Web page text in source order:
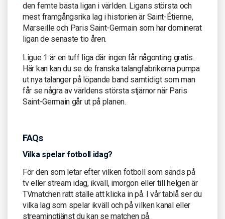
den femte bästa ligan i världen. Ligans största och
mest framgångsrika lag i historien är Saint-Étienne,
Marseille och Paris Saint-Germain som har dominerat
ligan de senaste tio åren.
Ligue 1 är en tuff liga där ingen får någonting gratis.
Här kan kan du se de franska talangfabrikerna pumpa
ut nya talanger på löpande band samtidigt som man
får se några av världens största stjärnor när Paris
Saint-Germain går ut på planen.
FAQs
Vilka spelar fotboll idag?
För den som letar efter vilken fotboll som sänds på
tv eller stream idag, ikväll, imorgon eller till helgen är
TVmatchen rätt ställe att klicka in på. I vår tablå ser du
vilka lag som spelar ikväll och på vilken kanal eller
streamingtjänst du kan se matchen på.